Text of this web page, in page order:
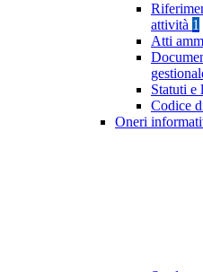
attività 1
Atti
Statuti e
Codice
Oneri